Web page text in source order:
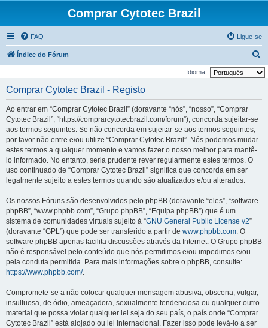
Comprar Cytotec Brazil
FAQ Ligue-se
Índice do Fórum
e
Idioma:
Comprar Cytotec Brazil - Registo
Ao entrar em “Comprar Cytotec Brazil” (doravante “nós”, “nosso”, “Comprar
Cytotec Brazil”, “https://comprarcytotecbrazil.com/forum”), concorda sujeitar-se
aos termos seguintes. Se não concorda em sujeitar-se aos termos seguintes,
por favor não entre e/ou utilize “Comprar Cytotec Brazil”. Nós podemos mudar
estes termos a qualquer momento e vamos fazer o nosso melhor para mantê-
lo informado. No entanto, seria prudente rever regularmente estes termos. O
uso continuado de “Comprar Cytotec Brazil” significa que concorda em ser
legalmente sujeito a estes termos quando são atualizados e/ou alterados.
Os nossos Fóruns são desenvolvidos pelo phpBB (doravante “eles”, “software
phpBB”, “www.phpbb.com”, “Grupo phpBB”, “Equipa phpBB”) que é um
sistema de comunidades virtuais sujeito à “GNU General Public License v2”
(doravante “GPL”) que pode ser transferido a partir de www.phpbb.com. O
software phpBB apenas facilita discussões através da Internet. O Grupo phpBB
não é responsável pelo conteúdo que nós permitimos e/ou impedimos e/ou
pela conduta permitida. Para mais informações sobre o phpBB, consulte:
https://www.phpbb.com/.
Compromete-se a não colocar qualquer mensagem abusiva, obscena, vulgar,
insultuosa, de ódio, ameaçadora, sexualmente tendenciosa ou qualquer outro
material que possa violar qualquer lei seja do seu país, o país onde “Comprar
Cytotec Brazil” está alojado ou lei Internacional. Fazer isso pode levá-lo a ser